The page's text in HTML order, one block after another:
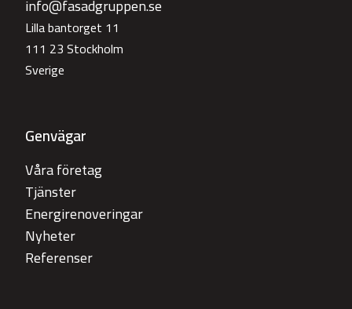
info@fasadgruppen.se
Lilla bantorget 11
111 23 Stockholm
Sverige
Genvägar
Våra företag
Tjänster
Energirenoveringar
Nyheter
Referenser